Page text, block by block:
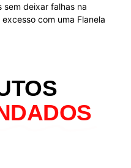
sem deixar falhas na
com uma Flanela